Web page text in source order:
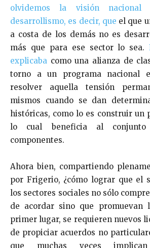
olvidemos la visión
desarrollismo, es decir, que el que
a costa de los demás no es
más que para ese sector lo sea.
explicaba como una alianza de
torno a un programa nacional
resolver aquella tensión
mismos cuando se dan
históricas, como lo es construir un
lo cual beneficia al
componentes.
Ahora bien, compartiendo
por Frigerio, ¿cómo lograr que el
los sectores sociales no sólo
de acordar sino que promuevan
primer lugar, se requieren nuevos
de propiciar acuerdos no
que muchas veces